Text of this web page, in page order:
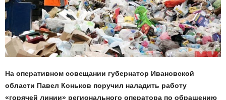
На оперативном совещании губернатор Ивановской
области Павел Коньков поручил наладить работу
«горячей линии» регионального оператора по обращению